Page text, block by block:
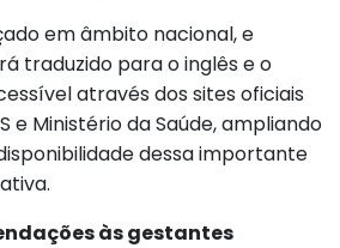
em âmbito nacional, e
traduzido para o inglês e o
através dos sites oficiais
e Ministério da Saúde, ampliando
dessa importante
às gestantes